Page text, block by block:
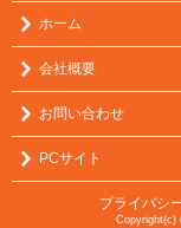
ホーム
会社概要
お問い合わせ
PCサイト
プライバシ
Copyright(c)